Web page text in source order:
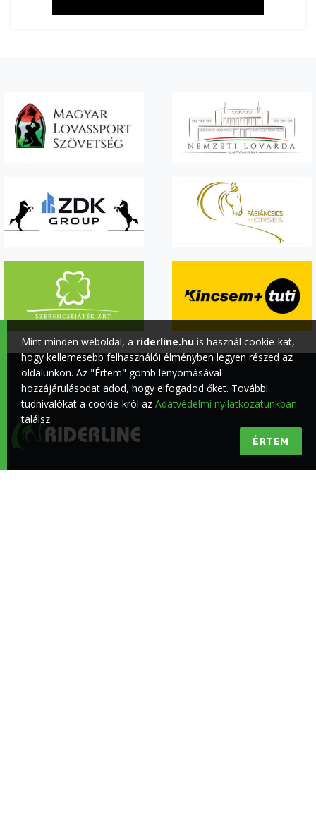
Mint minden weboldal, a riderline.hu is használ cookie-kat,
hogy kellemesebb felhasználói élményben legyen részed az
oldalunkon. Az "Értem" gomb lenyomásával
hozzájárulásodat adod, hogy elfogadod őket. További
tudnivalókat a cookie-król az Adatvédelmi nyilatkozatunkban
találsz.
ÉRTEM